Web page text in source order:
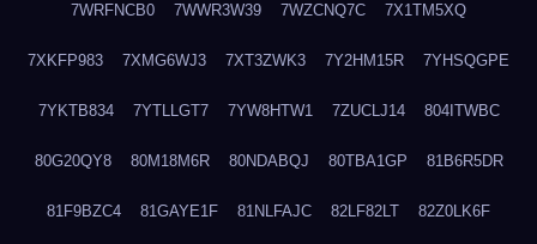
7WRFNCB0 7WWR3W39 7WZCNQ7C 7X1TM5XQ
7XKFP983 7XMG6WJ3 7XT3ZWK3 7Y2HM15R 7YHSQGPE
7YKTB834 7YTLLGT7 7YW8HTW1 7ZUCLJ14 804ITWBC
80G20QY8 80M18M6R 80NDABQJ 80TBA1GP 81B6R5DR
81F9BZC4 81GAYE1F 81NLFAJC 82LF82LT 82Z0LK6F